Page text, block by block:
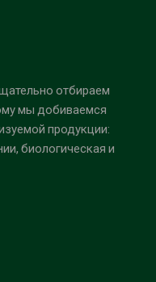
отбираем
мы добиваемся
продукции:
биологическая и